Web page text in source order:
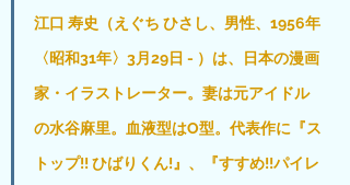
江口 寿史（えぐち ひさし、男性、1956年
〈昭和31年〉3月29日 - ）は、日本の漫画
家・イラストレーター。妻は元アイドル
の水谷麻里。血液型はO型。代表作に『ス
トップ!! ひばりくん!』、『すすめ!!パイレ